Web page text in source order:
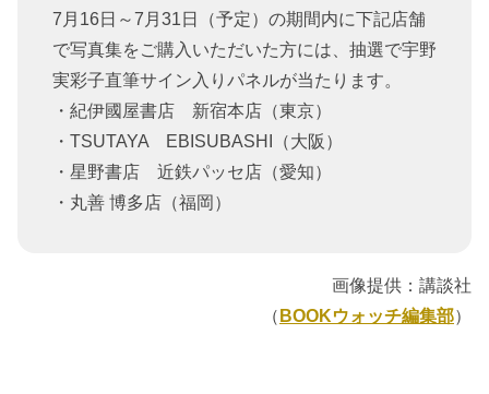
7月16日～7月31日（予定）の期間内に下記店舗
で写真集をご購入いただいた方には、抽選で宇野
実彩子直筆サイン入りパネルが当たります。
・紀伊國屋書店 新宿本店（東京）
・TSUTAYA EBISUBASHI（大阪）
・星野書店 近鉄パッセ店（愛知）
・丸善 博多店（福岡）
画像提供：講談社
（ BOOKウォッチ編集部）